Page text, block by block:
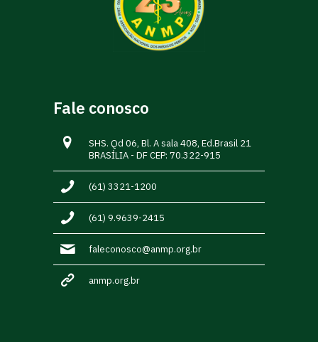
Fale conosco
SHS. Qd 06, Bl. A sala 408, Ed.Brasil 21
BRASÍLIA - DF CEP: 70.322-915
(61) 3321-1200
(61) 9.9639-2415
faleconosco@anmp.org.br
anmp.org.br